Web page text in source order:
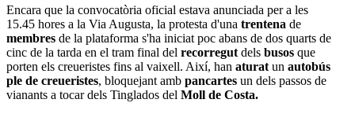
Encara que la convocatòria oficial estava anunciada per a les
15.45 hores a la Via Augusta, la protesta d'una trentena de
membres de la plataforma s'ha iniciat poc abans de dos quarts de
cinc de la tarda en el tram final del recorregut dels busos que
porten els creueristes fins al vaixell. Així, han aturat un autobús
ple de creueristes, bloquejant amb pancartes un dels passos de
vianants a tocar dels Tinglados del Moll de Costa.